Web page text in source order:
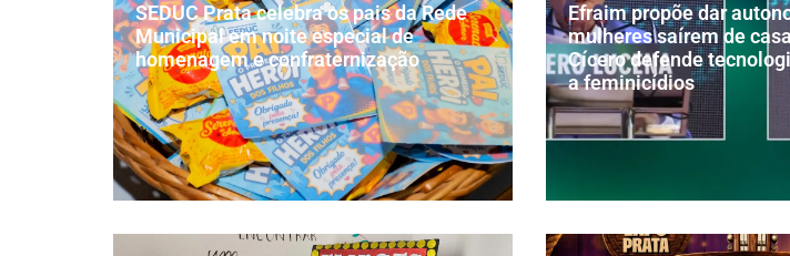
SEDUC Prata celebra os pais da Rede
Municipal em noite especial de
homenagem e confraternização
Efraim propõe dar
mulheres saírem de
Cícero defende
a feminicídios